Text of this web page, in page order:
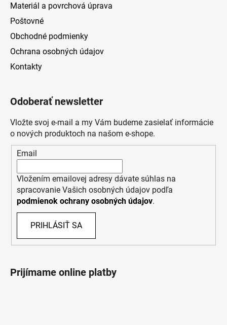
Materiál a povrchová úprava
Poštovné
Obchodné podmienky
Ochrana osobných údajov
Kontakty
Odoberať newsletter
Vložte svoj e-mail a my Vám budeme zasielať informácie
o nových produktoch na našom e-shope.
Email
Vložením emailovej adresy dávate súhlas na
spracovanie Vašich osobných údajov podľa
podmienok ochrany osobných údajov.
PRIHLÁSIŤ SA
Prijímame online platby